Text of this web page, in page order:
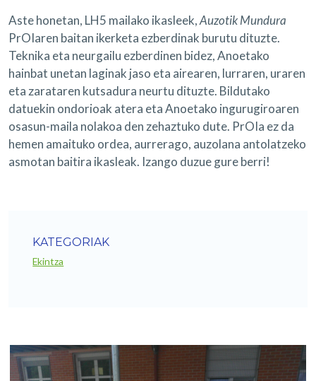
Aste honetan, LH5 mailako ikasleek,Auzotik Mundura
PrOIaren baitan ikerketa ezberdinak burutu dituzte.
Teknika eta neurgailu ezberdinen bidez, Anoetako
hainbat unetan laginak jaso eta airearen, lurraren, uraren
eta zarataren kutsadura neurtu dituzte. Bildutako
datuekin ondorioak atera eta Anoetako ingurugiroaren
osasun-maila nolakoa den zehaztuko dute. PrOIa ez da
hemen amaituko ordea, aurrerago, auzolana antolatzeko
asmotan baitira ikasleak. Izango duzue gure berri!
KATEGORIAK
Ekintza